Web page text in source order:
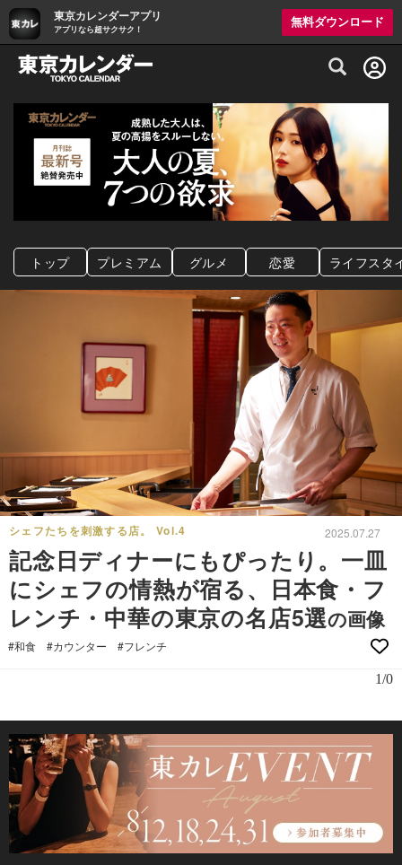
東京カレンダーアプリ
アプリなら超サクサク！
無料ダウンロード
グルメ情報・プレミアムレストラン予約
トップ プレミアム グルメ 恋愛 ライフスタ
シェフたちを刺激する店。 Vol.4 2025.07.27
記念日ディナーにもぴったり。一皿
にシェフの情熱が宿る、日本食・フ
レンチ・中華の東京の名店5選の画像
#和食 #カウンター #フレンチ
1/0